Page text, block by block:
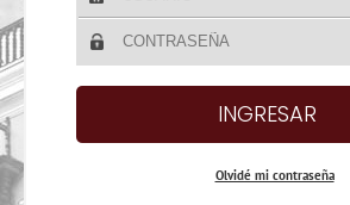
Olvidé mi contraseña